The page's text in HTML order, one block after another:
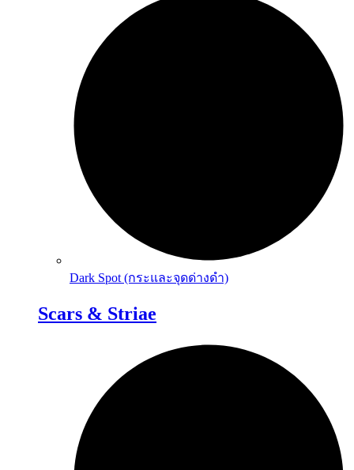
Dark Spot (กระและจุดด่างดำ)
Scars & Striae